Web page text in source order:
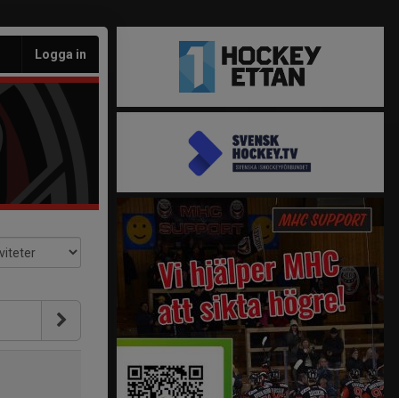
Logga in